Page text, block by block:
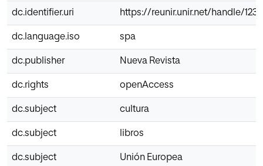
dc.identifier.uri https://reunir.unir.net/handle/
dc.language.iso spa
dc.publisher Nueva Revista
dc.rights openAccess
dc.subject cultura
dc.subject libros
dc.subject Unión Europea